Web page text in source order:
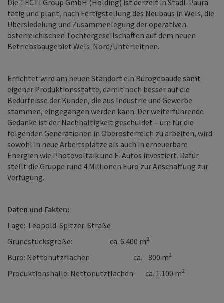
Die TECTI Group GmbH (Holding) ist derzeit in Stadl-Paura
tätig und plant, nach Fertigstellung des Neubaus in Wels, die
Übersiedelung und Zusammenlegung der operativen
österreichischen Tochtergesellschaften auf dem neuen
Betriebsbaugebiet Wels-Nord/Unterleithen.
Errichtet wird am neuen Standort ein Bürogebäude samt
eigener Produktionsstätte, damit noch besser auf die
Bedürfnisse der Kunden, die aus Industrie und Gewerbe
stammen, eingegangen werden kann. Der weiterführende
Gedanke ist der Nachhaltigkeit geschuldet – um für die
folgenden Generationen in Oberösterreich zu arbeiten, wird
sowohl in neue Arbeitsplätze als auch in erneuerbare
Energien wie Photovoltaik und E-Autos investiert. Dafür
stellt die Gruppe rund 4 Millionen Euro zur Anschaffung zur
Verfügung.
Daten und Fakten:
Lage: Leopold-Spitzer-Straße
Grundstücksgröße: ca. 6.400 m²
Büro: Nettonutzflächen ca. 800 m²
Produktionshalle: Nettonutzflächen ca. 1.100 m²